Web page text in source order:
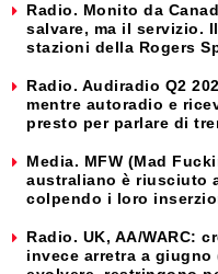
Radio. Monito da
salvare, ma il servizio.
stazioni della Rogers
Radio. Audiradio Q2
mentre autoradio e
presto per parlare di
Media. MFW (Mad
australiano è riusciuto
colpendo i loro
Radio. UK, AA/WARC:
invece arretra a giugno